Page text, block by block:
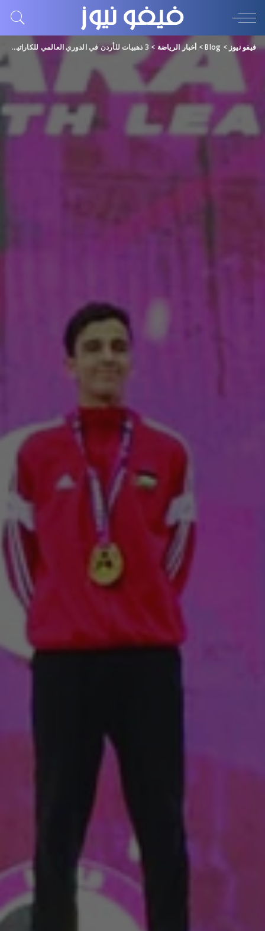
فيفو نيوز >
Blog
> أخبار الرياضة > 3 ذهبيات للأردن في الدوري العالمي للكاراتيه بالفجيرة